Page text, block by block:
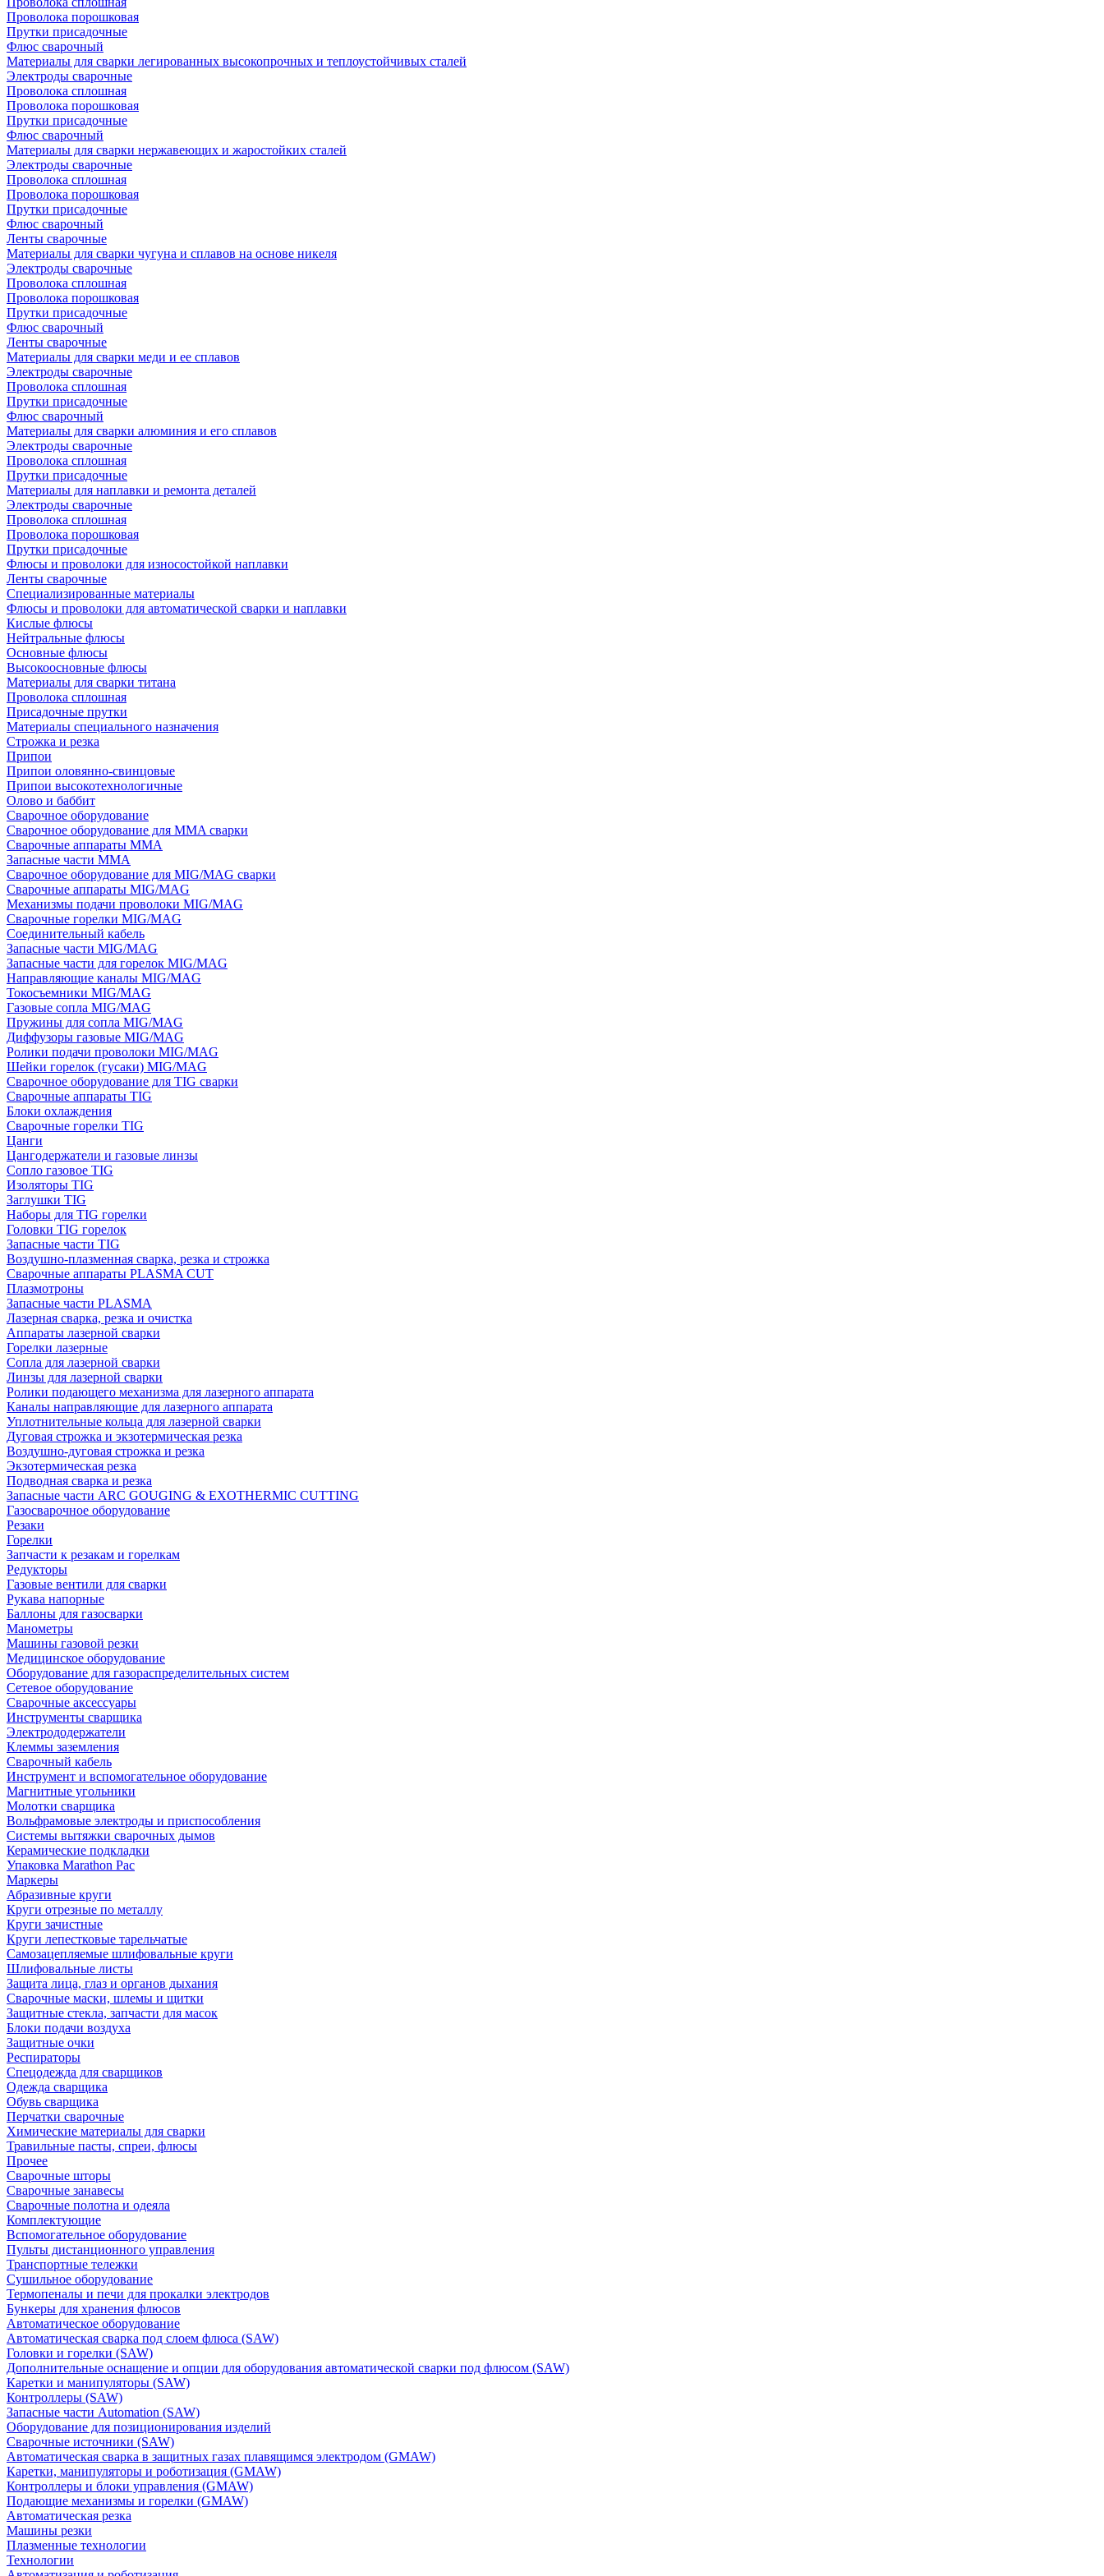
Проволока порошковая
Прутки присадочные
Флюс сварочный
Материалы для сварки легированных высокопрочных и теплоустойчивых сталей
Электроды сварочные
Проволока сплошная
Проволока порошковая
Прутки присадочные
Флюс сварочный
Материалы для сварки нержавеющих и жаростойких сталей
Электроды сварочные
Проволока сплошная
Проволока порошковая
Прутки присадочные
Флюс сварочный
Ленты сварочные
Материалы для сварки чугуна и сплавов на основе никеля
Электроды сварочные
Проволока сплошная
Проволока порошковая
Прутки присадочные
Флюс сварочный
Ленты сварочные
Материалы для сварки меди и ее сплавов
Электроды сварочные
Проволока сплошная
Прутки присадочные
Флюс сварочный
Материалы для сварки алюминия и его сплавов
Электроды сварочные
Проволока сплошная
Прутки присадочные
Материалы для наплавки и ремонта деталей
Электроды сварочные
Проволока сплошная
Проволока порошковая
Прутки присадочные
Флюсы и проволоки для износостойкой наплавки
Ленты сварочные
Специализированные материалы
Флюсы и проволоки для автоматической сварки и наплавки
Кислые флюсы
Нейтральные флюсы
Основные флюсы
Высокоосновные флюсы
Материалы для сварки титана
Проволока сплошная
Присадочные прутки
Материалы специального назначения
Строжка и резка
Припои
Припои оловянно-свинцовые
Припои высокотехнологичные
Олово и баббит
Сварочное оборудование
Сварочное оборудование для MMA сварки
Сварочные аппараты MMA
Запасные части MMA
Сварочное оборудование для MIG/MAG сварки
Сварочные аппараты MIG/MAG
Механизмы подачи проволоки MIG/MAG
Сварочные горелки MIG/MAG
Соединительный кабель
Запасные части MIG/MAG
Запасные части для горелок MIG/MAG
Направляющие каналы MIG/MAG
Токосъемники MIG/MAG
Газовые сопла MIG/MAG
Пружины для сопла MIG/MAG
Диффузоры газовые MIG/MAG
Ролики подачи проволоки MIG/MAG
Шейки горелок (гусаки) MIG/MAG
Сварочное оборудование для TIG сварки
Сварочные аппараты TIG
Блоки охлаждения
Сварочные горелки TIG
Цанги
Цангодержатели и газовые линзы
Сопло газовое TIG
Изоляторы TIG
Заглушки TIG
Наборы для TIG горелки
Головки TIG горелок
Запасные части TIG
Воздушно-плазменная сварка, резка и строжка
Сварочные аппараты PLASMA CUT
Плазмотроны
Запасные части PLASMA
Лазерная сварка, резка и очистка
Аппараты лазерной сварки
Горелки лазерные
Сопла для лазерной сварки
Линзы для лазерной сварки
Ролики подающего механизма для лазерного аппарата
Каналы направляющие для лазерного аппарата
Уплотнительные кольца для лазерной сварки
Дуговая строжка и экзотермическая резка
Воздушно-дуговая строжка и резка
Экзотермическая резка
Подводная сварка и резка
Запасные части ARC GOUGING & EXOTHERMIC CUTTING
Газосварочное оборудование
Резаки
Горелки
Запчасти к резакам и горелкам
Редукторы
Газовые вентили для сварки
Рукава напорные
Баллоны для газосварки
Манометры
Машины газовой резки
Медицинское оборудование
Оборудование для газораспределительных систем
Сетевое оборудование
Сварочные аксессуары
Инструменты сварщика
Электрододержатели
Клеммы заземления
Сварочный кабель
Инструмент и вспомогательное оборудование
Магнитные угольники
Молотки сварщика
Вольфрамовые электроды и приспособления
Системы вытяжки сварочных дымов
Керамические подкладки
Упаковка Marathon Pac
Маркеры
Абразивные круги
Круги отрезные по металлу
Круги зачистные
Круги лепестковые тарельчатые
Самозацепляемые шлифовальные круги
Шлифовальные листы
Защита лица, глаз и органов дыхания
Сварочные маски, шлемы и щитки
Защитные стекла, запчасти для масок
Блоки подачи воздуха
Защитные очки
Респираторы
Спецодежда для сварщиков
Одежда сварщика
Обувь сварщика
Перчатки сварочные
Химические материалы для сварки
Травильные пасты, спреи, флюсы
Прочее
Сварочные шторы
Сварочные занавесы
Сварочные полотна и одеяла
Комплектующие
Вспомогательное оборудование
Пульты дистанционного управления
Транспортные тележки
Сушильное оборудование
Термопеналы и печи для прокалки электродов
Бункеры для хранения флюсов
Автоматическое оборудование
Автоматическая сварка под слоем флюса (SAW)
Головки и горелки (SAW)
Дополнительные оснащение и опции для оборудования автоматической сварки под флюсом (SAW)
Каретки и манипуляторы (SAW)
Контроллеры (SAW)
Запасные части Automation (SAW)
Оборудование для позиционирования изделий
Сварочные источники (SAW)
Автоматическая сварка в защитных газах плавящимся электродом (GMAW)
Каретки, манипуляторы и роботизация (GMAW)
Контроллеры и блоки управления (GMAW)
Подающие механизмы и горелки (GMAW)
Автоматическая резка
Машины резки
Плазменные технологии
Технологии